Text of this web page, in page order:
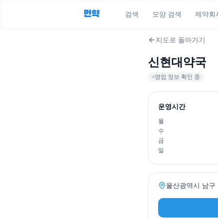
먼약 검색 모양 검색 제약회
지도로 돌아가기
신현대약국
영업 정보 확인 중
운영시간
월
수
금
일
울산광역시 남